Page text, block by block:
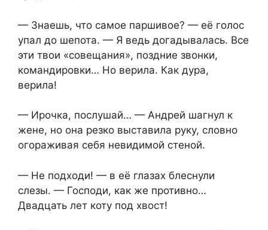
— Знаешь, что самое паршивое? — её голос
упал до шепота. — Я ведь догадывалась. Все
эти твои «совещания», поздние звонки,
командировки… Но верила. Как дура,
верила!
— Ирочка, послушай… — Андрей шагнул к
жене, но она резко выставила руку, словно
огораживая себя невидимой стеной.
— Не подходи! — в её глазах блеснули
слезы. — Господи, как же противно…
Двадцать лет коту под хвост!